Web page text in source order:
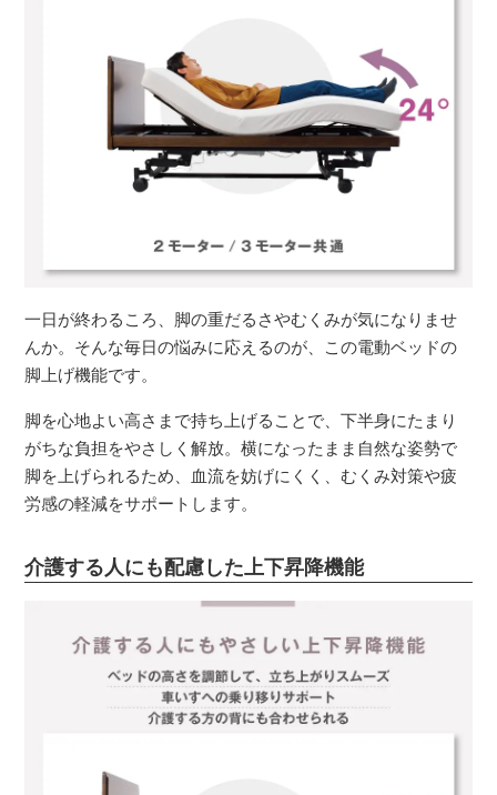
一日が終わるころ、脚の重だるさやむくみが気になりませ
んか。そんな毎日の悩みに応えるのが、この電動ベッドの
脚上げ機能です。
脚を心地よい高さまで持ち上げることで、下半身にたまり
がちな負担をやさしく解放。横になったまま自然な姿勢で
脚を上げられるため、血流を妨げにくく、むくみ対策や疲
労感の軽減をサポートします。
介護する人にも配慮した上下昇降機能